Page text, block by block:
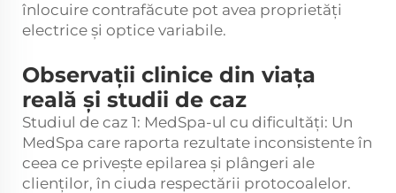
înlocuire contrafăcute pot avea proprietăți
electrice și optice variabile.
Observații clinice din viața
reală și studii de caz
Studiul de caz 1: MedSpa-ul cu dificultăți: Un
MedSpa care raporta rezultate inconsistente în
ceea ce privește epilarea și plângeri ale
clienților, în ciuda respectării protocoalelor.